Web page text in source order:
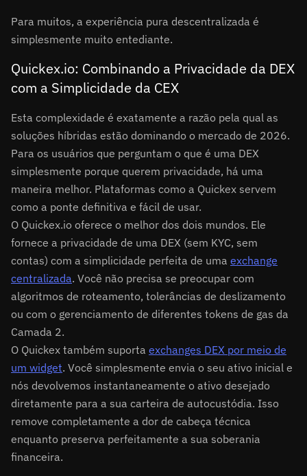
Para muitos, a experiência pura descentralizada é
simplesmente muito entediante.
Quickex.io: Combinando a Privacidade da DEX
com a Simplicidade da CEX
Esta complexidade é exatamente a razão pela qual as
soluções híbridas estão dominando o mercado de 2026.
Para os usuários que perguntam o que é uma DEX
simplesmente porque querem privacidade, há uma
maneira melhor. Plataformas como a Quickex servem
como a ponte definitiva e fácil de usar.
O Quickex.io oferece o melhor dos dois mundos. Ele
fornece a privacidade de uma DEX (sem KYC, sem
contas) com a simplicidade perfeita de uma exchange
centralizada. Você não precisa se preocupar com
algoritmos de roteamento, tolerâncias de deslizamento
ou com o gerenciamento de diferentes tokens de gas da
Camada 2.
O Quickex também suporta exchanges DEX por meio de
um widget. Você simplesmente envia o seu ativo inicial e
nós devolvemos instantaneamente o ativo desejado
diretamente para a sua carteira de autocustódia. Isso
remove completamente a dor de cabeça técnica
enquanto preserva perfeitamente a sua soberania
financeira.